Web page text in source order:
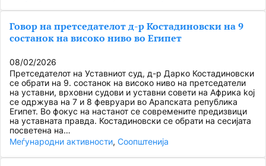
Говор на претседателот д-р Костадиновски на 9
состанок на високо ниво во Египет
08/02/2026
Претседателот на Уставниот суд, д-р Дарко Костадиновски
се обрати на 9. состанок на високо ниво на претседатели
на уставни, врховни судови и уставни совети на Африка koj
се одржува на 7 и 8 февруари во Арапската република
Египет. Во фокус на настанот се современите предизвици
на уставната правда. Костадиновски се обрати на сесијата
посветена на…
Меѓународни активности, Соопштенија